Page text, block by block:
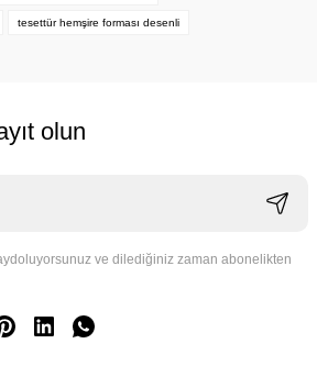
tesettür hemşire forması desenli
olun
ve dilediğiniz zaman abonelikten